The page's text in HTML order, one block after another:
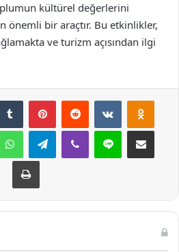
kültürel değerlerini
önemli bir araçtır. Bu etkinlikler,
ve turizm açısından ilgi
Tumblr PinterestReddit VKontakte
WhatsAppTelegramViber Line E-Posta ile
Yazdır